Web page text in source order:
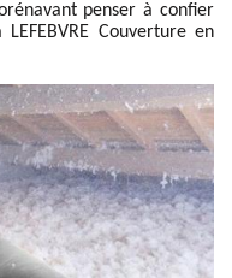
penser à confier
Couverture en